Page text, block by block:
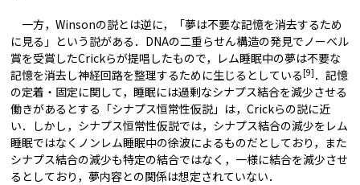
一方，Winsonの説とは逆に，「夢は不要な記憶を消去するため
に見る」という説がある．DNAの二重らせん構造の発見でノーベル
賞を受賞したCrickらが提唱したもので，レム睡眠中の夢は不要な
記憶を消去し神経回路を整理するために生じるとしている [9] ．記憶
の定着・固定に関して，睡眠には過剰なシナプス結合を減少させる
働きがあるとする「シナプス恒常性仮説」は，Crickらの説に近
い．しかし，シナプス恒常性仮説では，シナプス結合の減少をレム
睡眠ではなくノンレム睡眠中の徐波によるものだとしており，また
シナプス結合の減少も特定の結合ではなく，一様に結合を減少させ
るとしており，夢内容との関係は想定されていない．